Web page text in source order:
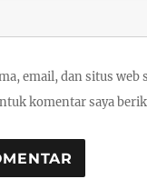
email, dan situs web
komentar saya